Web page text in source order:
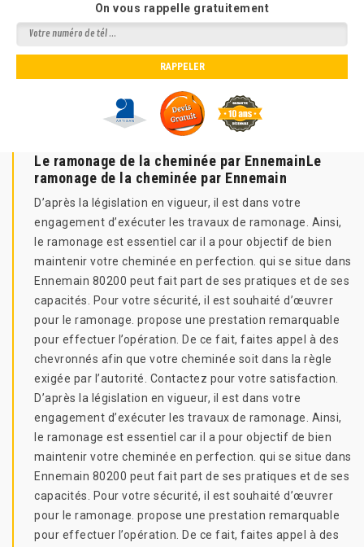
On vous rappelle gratuitement
Le ramonage de la cheminée par EnnemainLe
ramonage de la cheminée par Ennemain
D’après la législation en vigueur, il est dans votre
engagement d’exécuter les travaux de ramonage. Ainsi,
le ramonage est essentiel car il a pour objectif de bien
maintenir votre cheminée en perfection. qui se situe dans
Ennemain 80200 peut fait part de ses pratiques et de ses
capacités. Pour votre sécurité, il est souhaité d’œuvrer
pour le ramonage. propose une prestation remarquable
pour effectuer l’opération. De ce fait, faites appel à des
chevronnés afin que votre cheminée soit dans la règle
exigée par l’autorité. Contactez pour votre satisfaction.
D’après la législation en vigueur, il est dans votre
engagement d’exécuter les travaux de ramonage. Ainsi,
le ramonage est essentiel car il a pour objectif de bien
maintenir votre cheminée en perfection. qui se situe dans
Ennemain 80200 peut fait part de ses pratiques et de ses
capacités. Pour votre sécurité, il est souhaité d’œuvrer
pour le ramonage. propose une prestation remarquable
pour effectuer l’opération. De ce fait, faites appel à des